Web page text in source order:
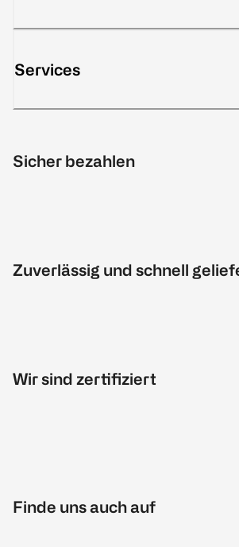
Services
Sicher bezahlen
Zuverlässig und schnell
Wir sind zertifiziert
Finde uns auch auf